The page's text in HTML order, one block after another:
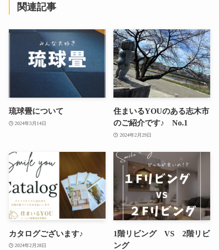
関連記事
琉球畳について
2024年3月14日
住まいるYOUのある志木市
のご紹介です♪ No.1
2024年2月29日
カタログございます♪
2024年2月28日
1階リビング VS 2階リビ
ング